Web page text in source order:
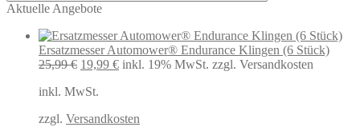
Aktuelle Angebote
Ersatzmesser Automower® Endurance Klingen (6 Stück)
25,99€ Ursprünglicher
war:
19,99 €Aktueller
inkl. 19% MwSt. zzgl. Versandkosten
inkl. MwSt.
zzgl. Versandkosten